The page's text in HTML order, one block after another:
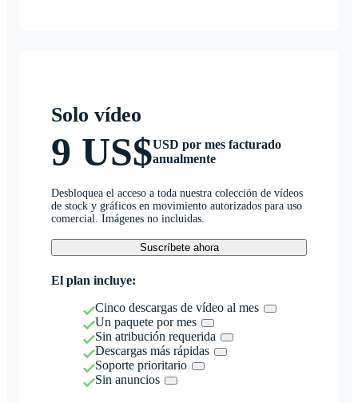
Solo vídeo
9 US$USD por mes facturado
anualmente
Desbloquea el acceso a toda nuestra colección de vídeos
de stock y gráficos en movimiento autorizados para uso
comercial. Imágenes no incluidas.
Suscríbete ahora
El plan incluye:
Cinco descargas de vídeo al mes
Un paquete por mes
Sin atribución requerida
Descargas más rápidas
Soporte prioritario
Sin anuncios